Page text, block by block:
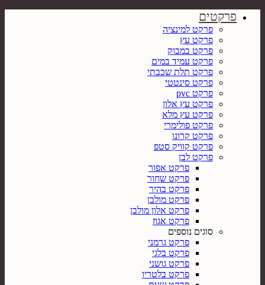
פרקטים
פרקט למינציה
פרקט עץ
פרקט במבוק
פרקט עמיד במים
פרקט תלת שכבתי
פרקט סינטטי
פרקט pvc
פרקט עץ אלון
פרקט עץ מלא
פרקט פולימרי
פרקט קרונו
פרקט קוויק סטפ
פרקט לבן
פרקט אפור
פרקט שחור
פרקט בהיר
פרקט מולבן
פרקט אלון מולבן
פרקט אגוז
סוגים נוספים
פרקט גרמני
פרקט בלגי
פרקט גושני
פרקט בלטריו